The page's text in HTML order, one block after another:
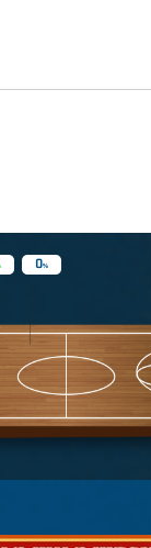
0